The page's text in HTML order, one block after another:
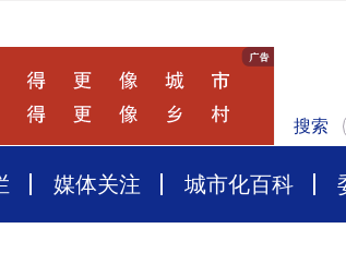
搜索
媒体关注 城市化百科